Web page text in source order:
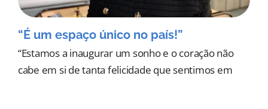
“É um espaço único no país!”
“Estamos a inaugurar um sonho e o coração não
cabe em si de tanta felicidade que sentimos em